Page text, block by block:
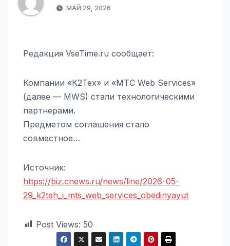
МАЙ 29, 2026
Редакция VseTime.ru сообщает:
Компании «К2Тех» и «МТС Web Services»
(далее — MWS) стали технологическими
партнерами.
Предметом соглашения стало
совместное…
Источник:
https://biz.cnews.ru/news/line/2026-05-
29_k2teh_i_mts_web_services_obedinyayut
Post Views: 50